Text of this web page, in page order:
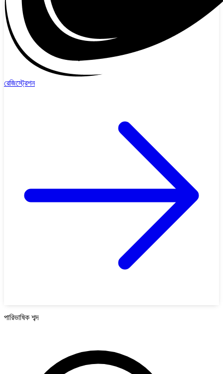
রেজিস্ট্রেশন
পারিভাষিক শব্দ